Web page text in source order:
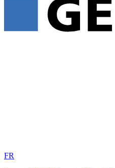
FR